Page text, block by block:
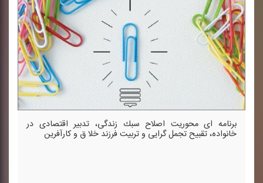
برنامه ای محوریت اصلاح سبك زندگی، تدبیر اقتصادی در
خانواده، تقبیح تجمل گرایی و تربیت فرزند خلا ق و كارآفرین